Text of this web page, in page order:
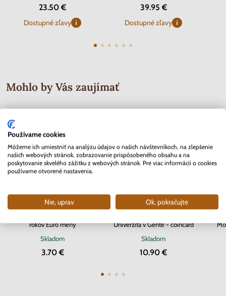
23.50 €
Dostupné zľavy
39.95 €
Dostupné zľavy
Mohlo by Vás zaujímať
rokov Euro meny
Skladom
3.70 €
Univerzita v Gente - coincard
Skladom
10.90 €
Používame cookies
Môžeme ich umiestniť na analýzu údajov o našich návštevníkoch, na zlepšenie
našich webových stránok, zobrazovanie prispôsobeného obsahu a na
poskytovanie skvelého zážitku z webových stránok. Pre viac informácií o cookies
používame otvorené nastavenia.
Nie, uprav Ok, pokračujte